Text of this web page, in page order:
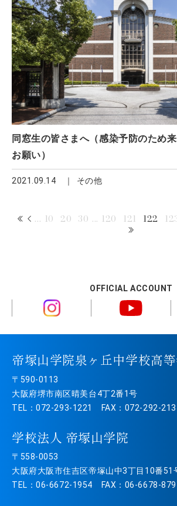
同窓生の皆さまへ（感染予防のため
お願い）
2021.09.14 その他
... 10 20 30 ... 120 121 122
OFFICIAL ACCOUNT
帝塚山学院泉ヶ丘中学校高
〒590-0113
大阪府堺市南区晴美台4丁2番1号
TEL：072-293-1221 FAX：072-292-
学校法人 帝塚山学院
〒558-0053
大阪府大阪市住吉区帝塚山中3丁目10番51
TEL：06-6672-1954 FAX：06-6678-